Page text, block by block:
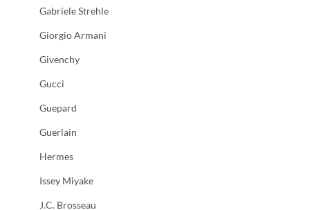
Gabriele Strehle
Giorgio Armani
Givenchy
Gucci
Guepard
Guerlain
Hermes
Issey Miyake
J.C. Brosseau